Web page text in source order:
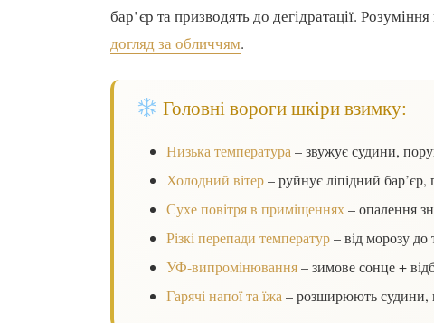
бар’єр та призводять до дегідратації.
догляд за обличчям.
Головні вороги шкіри взимку:
Низька температура – звужує судини,
Холодний вітер– руйнує ліпідний
Сухе повітря в приміщеннях– опалення
Різкі перепади температур– від морозу
УФ-випромінювання– зимове сонце +
Гарячі напої та їжа – розширюють судини,